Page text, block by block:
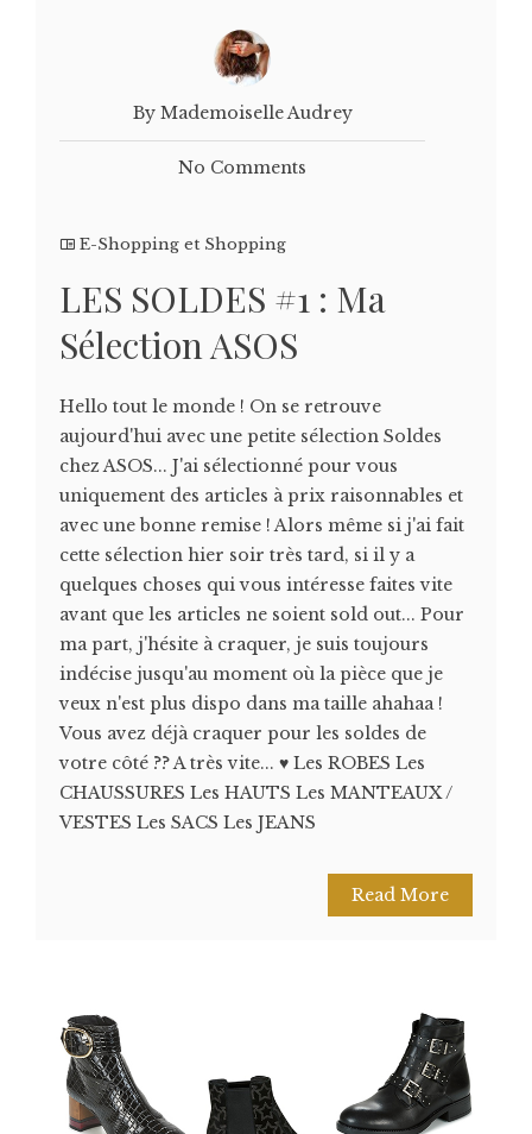
By Mademoiselle Audrey
No Comments
E-Shopping et Shopping
LES SOLDES #1 : Ma
Sélection ASOS
Hello tout le monde ! On se retrouve
aujourd'hui avec une petite sélection Soldes
chez ASOS... J'ai sélectionné pour vous
uniquement des articles à prix raisonnables et
avec une bonne remise ! Alors même si j'ai fait
cette sélection hier soir très tard, si il y a
quelques choses qui vous intéresse faites vite
avant que les articles ne soient sold out... Pour
ma part, j'hésite à craquer, je suis toujours
indécise jusqu'au moment où la pièce que je
veux n'est plus dispo dans ma taille ahahaa !
Vous avez déjà craquer pour les soldes de
votre côté ?? A très vite... ♥ Les ROBES Les
CHAUSSURES Les HAUTS Les MANTEAUX /
VESTES Les SACS Les JEANS
Read More